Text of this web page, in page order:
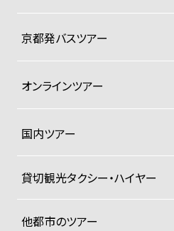
京都発バスツアー
オンラインツアー
国内ツアー
貸切観光タクシー・ハイヤー
貸切観光タクシー・ハイヤーTOP
車両ラインナップと料金
他都市のツアー